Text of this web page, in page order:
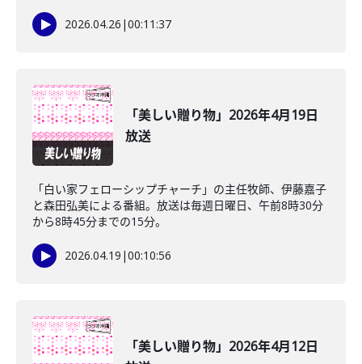
2026.04.26 |00:11:37
「美しい贈り物」2026年4月19日
放送
「白い家フェローシップチャーチ」の主任牧師、伊藤嘉子
と森田弘美による番組。放送は毎週日曜日、午前8時30分
から8時45分までの15分。
2026.04.19 |00:10:56
「美しい贈り物」2026年4月12日